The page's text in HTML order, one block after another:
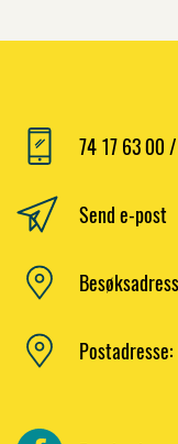
74 17 63 00
Send e-post